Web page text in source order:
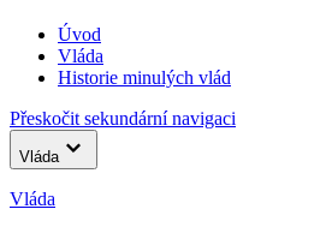
Úvod
Vláda
Historie minulých vlád
Přeskočit sekundární navigaci
Vláda
Vláda